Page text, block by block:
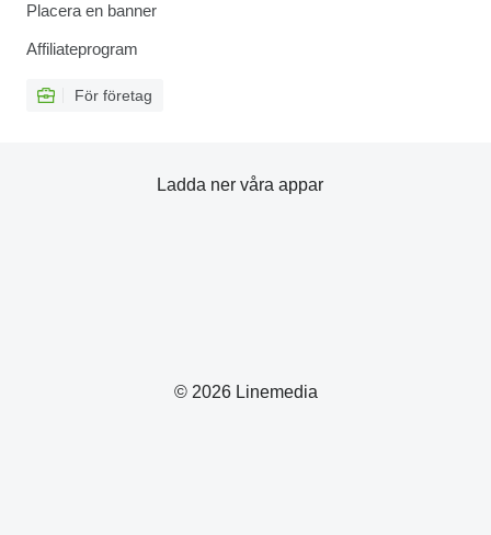
Placera en banner
Affiliateprogram
För företag
© 2026 Linemedia
Ladda ner våra appar